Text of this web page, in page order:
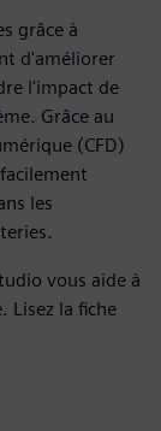
grâce à
d'améliorer
l'impact de
Grâce au
(CFD)
les
vous aide à
Lisez la fiche